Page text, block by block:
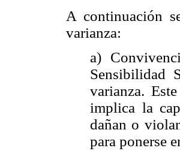
A continuación
varianza:
a)
Sensibilidad
varianza.
implica la
dañan o
para ponerse